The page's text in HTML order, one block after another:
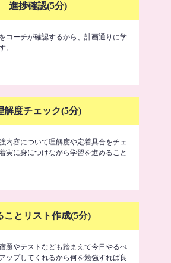
進捗確認(5分)
コーチが確認するから、計画通りに学
。
解度チェック(5分)
内容について理解度や定着具合をチェ
実に身につけながら学習を進めること
ことリスト作成(5分)
題やテストなども踏まえて今日やるべ
ップしてくれるから何を勉強すれば良